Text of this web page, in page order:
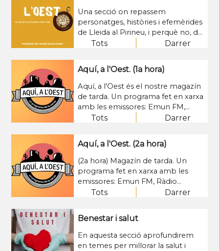
Una secció on repassem
personatges, històries i efemèrides
de Lleida al Pirineu, i perquè no, de
la resta del món.
Tots Darrer
Aquí, a l'Oest. (1a hora)
Aquí, a l'Oest és el nostre magazín
de tarda. Un programa fet en xarxa
amb les emissores: Emun FM,
Ràdio Ponent, Ràdio Rosselló, UA1
Ràdio i Ràdio Sió Agramunt. Cada
tarda de dilluns a divendres de 16 a
18h.
Tots Darrer
Aquí, a l'Oest. (2a hora)
(2a hora) Magazín de tarda. Un
programa fet en xarxa amb les
emissores: Emun FM, Ràdio
Ponent, Ràdio Rosselló, UA1 Lleida
Ràdio Sió Agramunt. Cada tarda de
dilluns a divendres de 16 a 18h.
Tots Darrer
Benestar i salut
En aquesta secció aprofundirem
en temes per millorar la salut i